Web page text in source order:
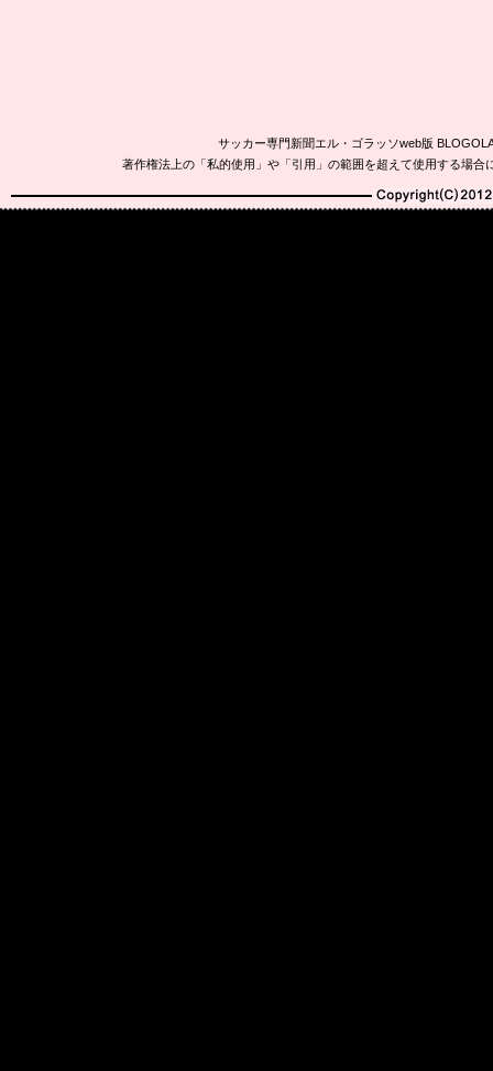
サッカー専門新聞エル・ゴラッソweb版
著作権法上の「私的使用」や「引用」の範囲を超えて使用する場
Copyright(C)2010-